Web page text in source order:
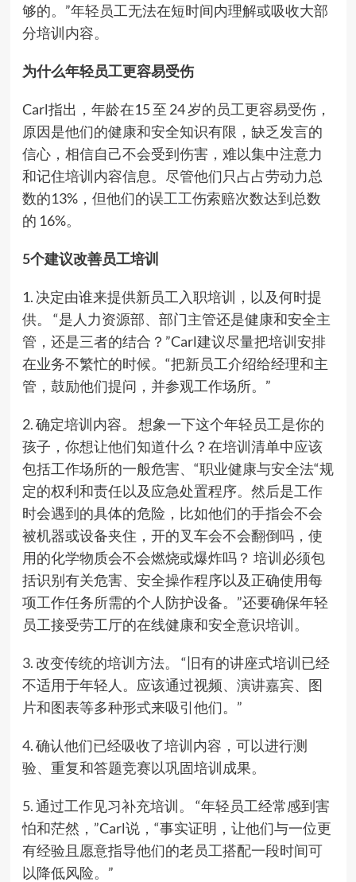
够的。”年轻员工无法在短时间内理解或吸收大部
分培训内容。
为什么年轻员工更容易受伤
Carl指出，年龄在15 至 24 岁的员工更容易受伤，
原因是他们的健康和安全知识有限，缺乏发言的
信心，相信自己不会受到伤害，难以集中注意力
和记住培训内容信息。尽管他们只占占劳动力总
数的13%，但他们的误工工伤索赔次数达到总数
的 16%。
5个建议改善员工培训
1. 决定由谁来提供新员工入职培训，以及何时提
供。 “是人力资源部、部门主管还是健康和安全主
管，还是三者的结合？”Carl建议尽量把培训安排
在业务不繁忙的时候。“把新员工介绍给经理和主
管，鼓励他们提问，并参观工作场所。”
2. 确定培训内容。 想象一下这个年轻员工是你的
孩子，你想让他们知道什么？在培训清单中应该
包括工作场所的一般危害、“职业健康与安全法“规
定的权利和责任以及应急处置程序。然后是工作
时会遇到的具体的危险，比如他们的手指会不会
被机器或设备夹住，开的叉车会不会翻倒吗，使
用的化学物质会不会燃烧或爆炸吗？ 培训必须包
括识别有关危害、安全操作程序以及正确使用每
项工作任务所需的个人防护设备。”还要确保年轻
员工接受劳工厅的在线健康和安全意识培训。
3. 改变传统的培训方法。 “旧有的讲座式培训已经
不适用于年轻人。应该通过视频、演讲嘉宾、图
片和图表等多种形式来吸引他们。”
4. 确认他们已经吸收了培训内容，可以进行测
验、重复和答题竞赛以巩固培训成果。
5. 通过工作见习补充培训。 “年轻员工经常感到害
怕和茫然，”Carl说，“事实证明，让他们与一位更
有经验且愿意指导他们的老员工搭配一段时间可
以降低风险。”